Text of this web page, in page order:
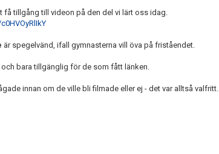
få tillgång till videon på den del vi lärt oss idag.
är spegelvänd, ifall gymnasterna vill öva på friståendet.
och bara tillgänglig för de som fått länken.
innan om de ville bli filmade eller ej - det var alltså valfritt.